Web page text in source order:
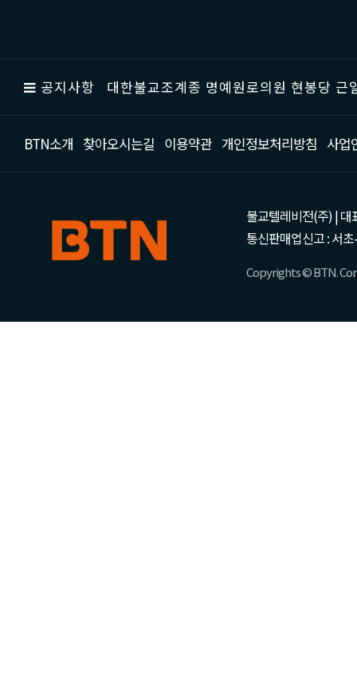
공지사항 대한불교조계종 명예원로의원 현봉당
BTN소개 찾아오시는길 이용약관 개인정보처리방침 사업
불교텔레비전(주) | 대
통신판매업신고 : 서
Copyrights © BTN.